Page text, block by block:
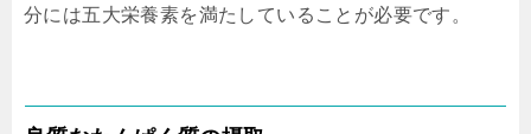
分には五大栄養素を満たしていることが必要です。